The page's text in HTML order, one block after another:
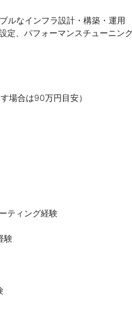
ルなインフラ設計・構築・運用
定、パフォーマンスチューニン
場合は90万円目安）
ティング経験
験